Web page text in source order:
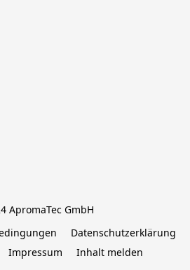
ApromaTec GmbH
Datenschutzerklärung
Impressum Inhalt melden